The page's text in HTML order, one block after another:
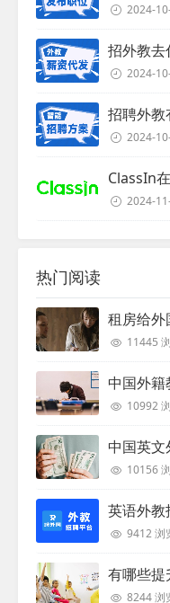
2024-
2024-
2024-
2024-
热门阅读
租房给外
11445
10992
中国英文
10156
英语外教
9412 浏
有哪些提
8244 浏